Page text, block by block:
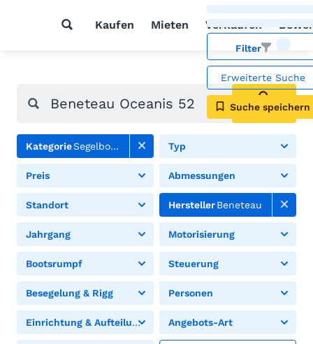
Kaufen Mieten Verkaufen
Filter
Erweiterte Suche
Suche speichern
Suchen
KategorieSegelboote Typ
Preis Abmessungen
Standort HerstellerBeneteau
Jahrgang Motorisierung
Bootsrumpf Steuerung
Besegelung & Rigg Personen
Einrichtung & Aufteilung Angebots-Art